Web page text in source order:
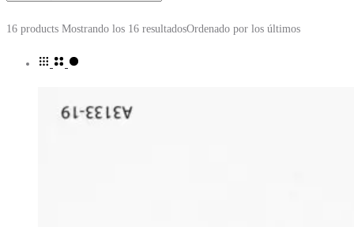
16 products Mostrando los 16 resultadosOrdenado por los últimos